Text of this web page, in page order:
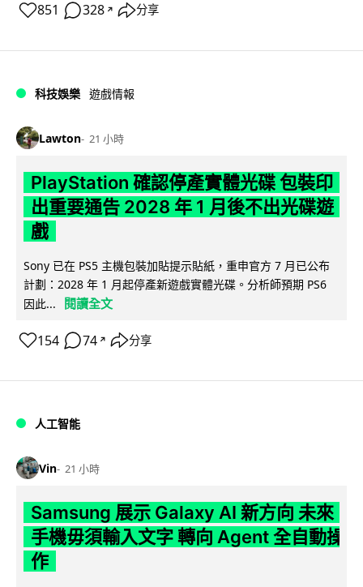
851 328 ↗ 分享
科技娛樂 遊戲情報
Lawton 21 小時
PlayStation 確認停產實體光碟 包裝印
出重要通告 2028 年 1 月後不出光碟遊
戲
Sony 已在 PS5 主機包裝加貼提示貼紙，重申官方 7 月已公布
計劃：2028 年 1 月起停產新遊戲實體光碟。分析師預期 PS6
因此...
閱讀全文
154 74 ↗ 分享
人工智能
Vin 21 小時
Samsung 展示 Galaxy AI 新方向 未來
手機毋須輸入文字 轉向 Agent 全自動操
作